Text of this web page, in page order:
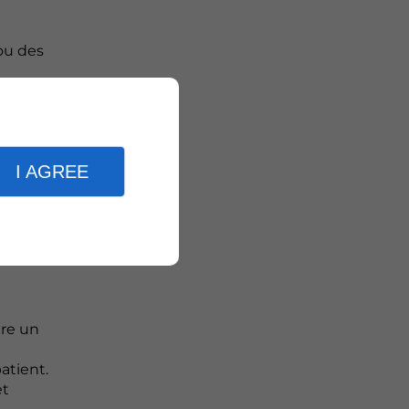
I AGREE
des
dans
un